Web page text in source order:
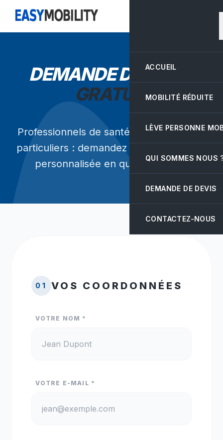
ACCUEIL
MOBILITÉ RÉDUITE
LÈVE PERSONNE
QUI SOMMES NOUS
DEMANDE DE DEVIS
CONTACTEZ-NOUS
DEMANDE DE DEVIS
GRATUIT
Professionnels de santé, pharmacies ou
particuliers : demandez votre tarification
personnalisée en quelques clics.
01 VOS COORDONNÉES
VOTRE NOM *
VOTRE E-MAIL *